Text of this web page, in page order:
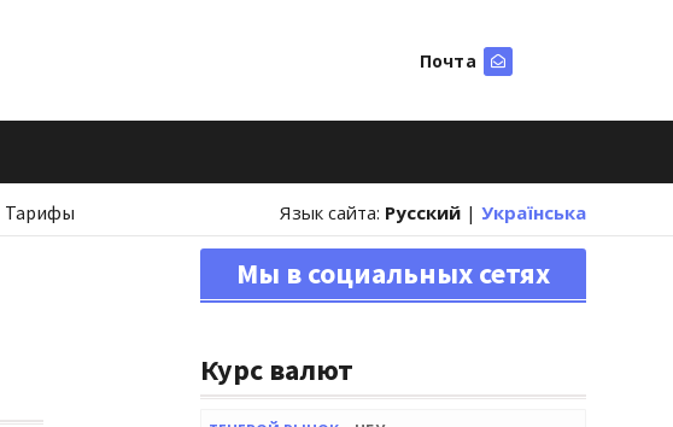
Почта
Тарифы Язык сайта: Русский | Українська
Мы в социальных сетях
Курс валют